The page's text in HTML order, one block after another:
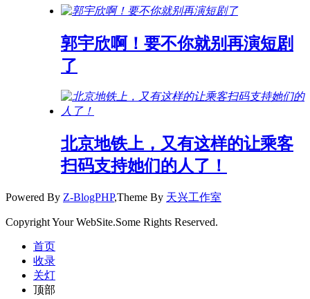
郭宇欣啊！要不你就别再演短剧
了
北京地铁上，又有这样的让乘客
扫码支持她们的人了！
Powered By Z-BlogPHP,Theme By 天兴工作室
Copyright Your WebSite.Some Rights Reserved.
首页
收录
关灯
顶部